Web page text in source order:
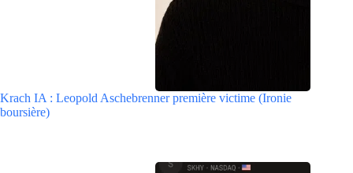
Krach IA : Leopold Aschebrenner première victime (Ironie
boursière)